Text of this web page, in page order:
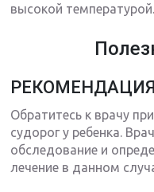
высокой температурой.
Обратитесь к врачу
судорог у ребенка.
обследование и
лечение в данном